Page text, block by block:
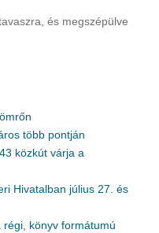
és megszépülve
több pontján
közkút várja a
Hivatalban július 27. és
könyv formátumú